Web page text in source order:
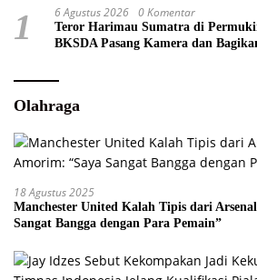
1 6 Agustus 2026 0 Komentar
Teror Harimau Sumatra di
BKSDA Pasang Kamera dan
Olahraga
18 Agustus 2025
Manchester United Kalah Tipis dari
Sangat Bangga dengan Para Pemain”